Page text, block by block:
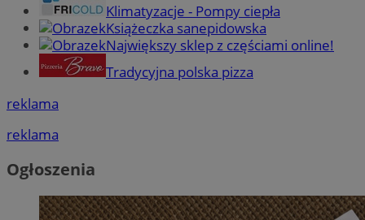
Klimatyzacje - Pompy ciepła
Książeczka sanepidowska
Największy sklep z częściami online!
Tradycyjna polska pizza
reklama
reklama
Ogłoszenia